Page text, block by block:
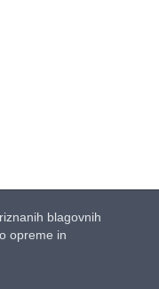
blagovnih
opreme in